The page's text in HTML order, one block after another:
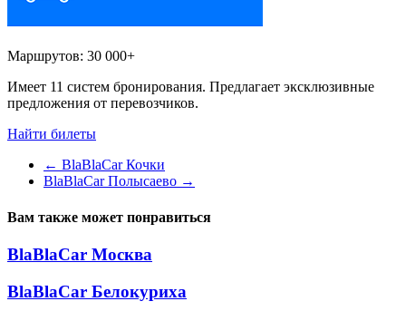
Маршрутов: 30 000+
Имеет 11 систем бронирования. Предлагает эксклюзивные
предложения от перевозчиков.
Найти билеты
← BlaBlaCar Кочки
BlaBlaCar Полысаево →
Вам также может понравиться
BlaBlaCar Москва
BlaBlaCar Белокуриха